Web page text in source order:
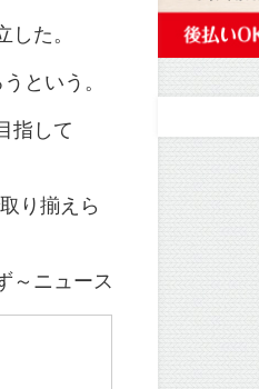
た。
という。
指して
り揃えら
～ニュース